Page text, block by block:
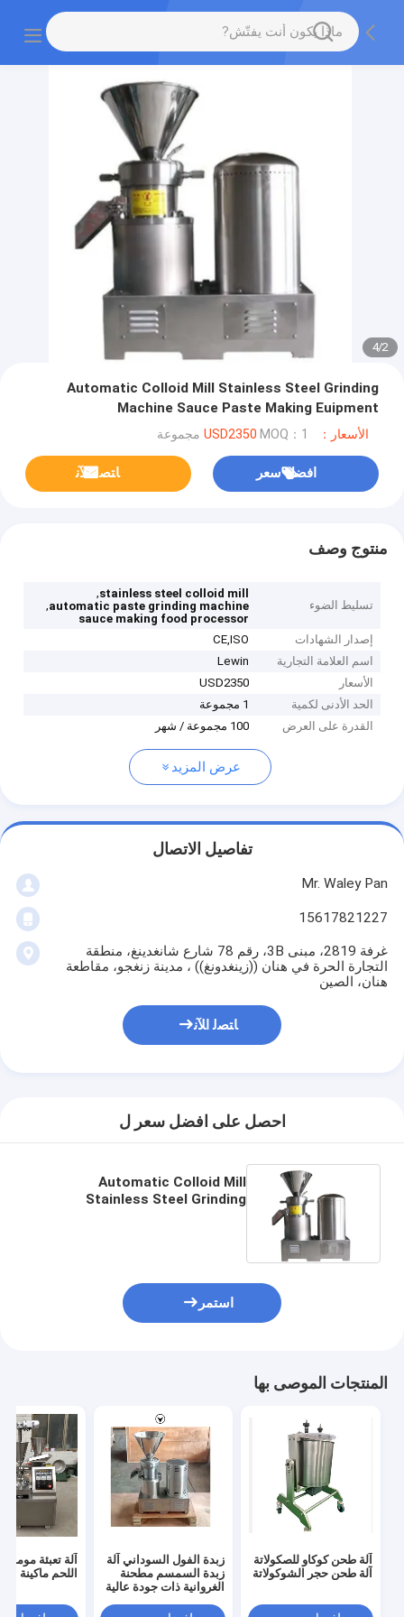
2
/
4
Automatic Colloid Mill Stainless Steel Grinding
Machine Sauce Paste Making Euipment
الأسعار：USD2350 MOQ：1 مجموعة
افضل سعر ﺎﺘﺼﻟ ﺍﻶﻧ
منتوج وصف
تسليط الضوء
stainless steel colloid mill
,
automatic paste grinding machine
,
sauce making food processor
إصدار الشهادات
CE,ISO
اسم العلامة التجارية
Lewin
الأسعار
USD2350
الحد الأدنى لكمية
1 مجموعة
القدرة على العرض
100 مجموعة / شهر
عرض المزيد
تفاصيل الاتصال
Mr. Waley Pan
15617821227
غرفة 2819، مبنى 3B، رقم 78 شارع شانغدينغ، منطقة
التجارة الحرة في هنان ((زينغدونغ)) ، مدينة زنغجو، مقاطعة
هنان، الصين
ﺎﺘﺼﻟ ﺍﻶﻧ
احصل على افضل سعر ل
Automatic Colloid Mill
Stainless Steel Grinding
استمر
المنتجات الموصى بها
آلة طحن كوكاو للصكولاتة
آلة طحن حجر الشوكولاتة
زبدة الفول السوداني آلة
زبدة السمسم مطحنة
الغروانية ذات جودة عالية
آلة تعبئة مومو
اللحم ماكينة